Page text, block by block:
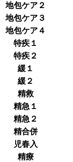
地包ケア２
地包ケア３
地包ケア４
特疾１
特疾２
緩１
緩２
精救
精急１
精急２
精合併
児春入
精療